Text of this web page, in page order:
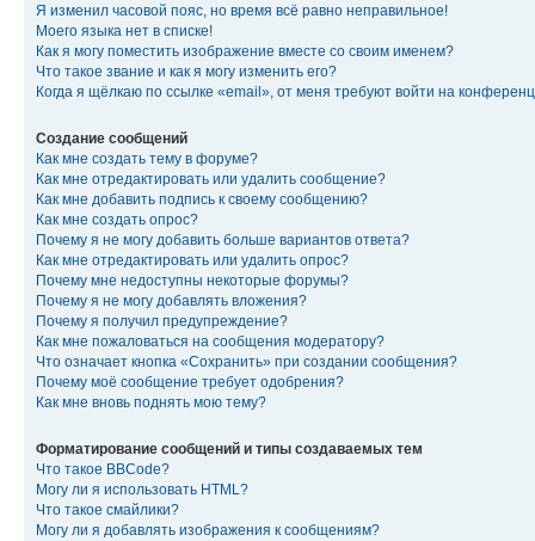
Я изменил часовой пояс, но время всё равно неправильное!
Моего языка нет в списке!
Как я могу поместить изображение вместе со своим именем?
Что такое звание и как я могу изменить его?
Когда я щёлкаю по ссылке «email», от меня требуют войти на
Создание сообщений
Как мне создать тему в форуме?
Как мне отредактировать или удалить сообщение?
Как мне добавить подпись к своему сообщению?
Как мне создать опрос?
Почему я не могу добавить больше вариантов ответа?
Как мне отредактировать или удалить опрос?
Почему мне недоступны некоторые форумы?
Почему я не могу добавлять вложения?
Почему я получил предупреждение?
Как мне пожаловаться на сообщения модератору?
Что означает кнопка «Сохранить» при создании сообщения?
Почему моё сообщение требует одобрения?
Как мне вновь поднять мою тему?
Форматирование сообщений и типы создаваемых тем
Что такое BBCode?
Могу ли я использовать HTML?
Что такое смайлики?
Могу ли я добавлять изображения к сообщениям?